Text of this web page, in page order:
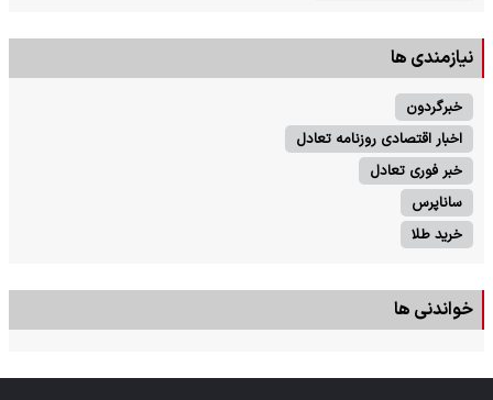
نیازمندی ها
خبرگردون
اخبار اقتصادی روزنامه تعادل
خبر فوری تعادل
ساناپرس
خرید طلا
خواندنی ها